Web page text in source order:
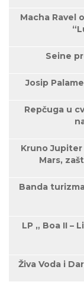
Macha Ravel
Seine
Josip
Repčuga u
Kruno
Mars,
Banda
LP „ Boa II –
Živa Voda i